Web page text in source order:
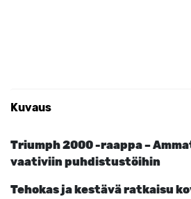
Kuvaus
Triumph 2000 -raappa –
vaativiin puhdistustöihin
Tehokas ja kestävä ratkaisu